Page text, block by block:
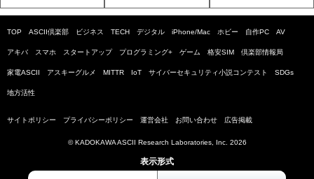
TOP ASCII倶楽部 ビジネス TECH デジタル iPhone/Mac ホビー 自作PC AV
アキバ スマホ スタートアップ プログラミング+ ゲーム 格安SIM 倶楽部情報局
家電ASCII アスキーグルメ MITTR IoT サイバーセキュリティ小説コンテスト SDGs
地方活性
サイトポリシー プライバシーポリシー 運営会社 お問い合わせ 広告掲載
© KADOKAWA ASCII Research Laboratories, Inc. 2026
表示形式